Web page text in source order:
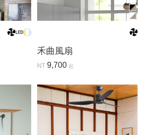
禾曲風扇
NT 9,700 起